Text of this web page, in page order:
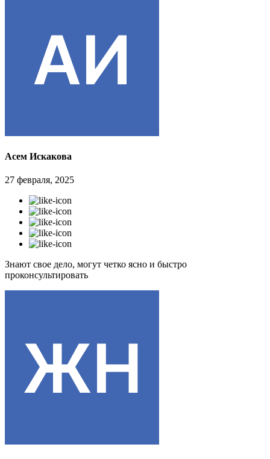
Асем Искакова
27 февраля, 2025
Знают свое дело, могут четко ясно и быстро
проконсультировать